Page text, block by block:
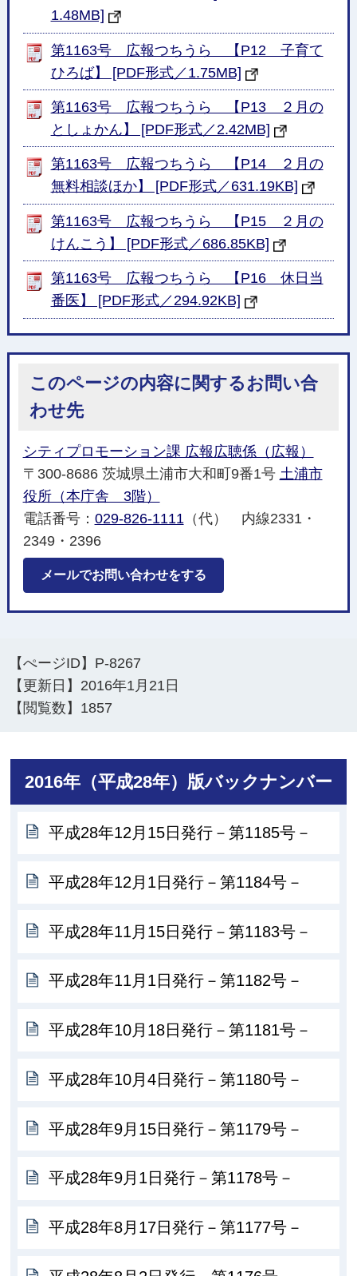
1.48MB]
第1163号 広報つちうら 【P12 子育て
ひろば】 [PDF形式／1.75MB]
第1163号 広報つちうら 【P13 ２月の
としょかん】 [PDF形式／2.42MB]
第1163号 広報つちうら 【P14 ２月の
無料相談ほか】 [PDF形式／631.19KB]
第1163号 広報つちうら 【P15 ２月の
けんこう】 [PDF形式／686.85KB]
第1163号 広報つちうら 【P16 休日当
番医】 [PDF形式／294.92KB]
このページの内容に関するお問い合
わせ先
シティプロモーション課 広報広聴係（広報）
〒300-8686 茨城県土浦市大和町9番1号 土浦市
役所（本庁舎 3階）
電話番号： 029-826-1111 （代） 内線2331・
2349・2396
メールでお問い合わせをする
【ぺージID】 P-8267
【更新日】 2016年1月21日
【閲覧数】 1857
2016年（平成28年）版バックナンバー
平成28年12月15日発行－第1185号－
平成28年12月1日発行－第1184号－
平成28年11月15日発行－第1183号－
平成28年11月1日発行－第1182号－
平成28年10月18日発行－第1181号－
平成28年10月4日発行－第1180号－
平成28年9月15日発行－第1179号－
平成28年9月1日発行－第1178号－
平成28年8月17日発行－第1177号－